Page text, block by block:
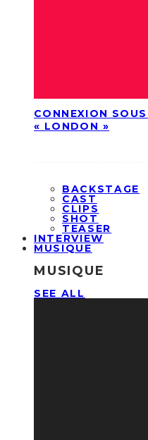
CONNEXION
« LONDON »
BACKSTAGE
CAST
CLIPS
SHOT
TEASER
INTERVIEW
MUSIQUE
MUSIQUE
SEE ALL